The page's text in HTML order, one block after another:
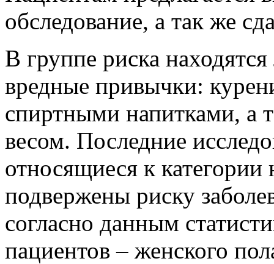
обследование, а так же
В группе риска
вредные привычки:
спиртными напитками, а
весом. Последние
относящиеся к категории
подвержены риску
согласно данным
пациентов – женского